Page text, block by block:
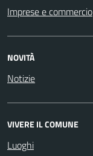
Imprese e commercio
NOVITÀ
Notizie
VIVERE IL COMUNE
Luoghi